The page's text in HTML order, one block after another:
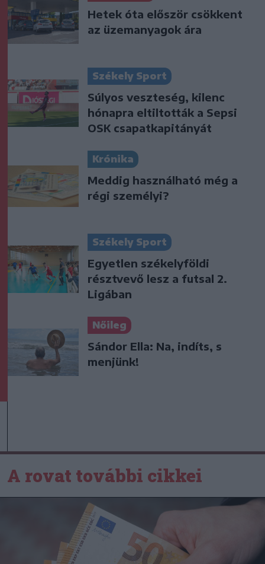
Hetek óta először csökkent
az üzemanyagok ára
Székely Sport
Súlyos veszteség, kilenc
hónapra eltiltották a Sepsi
OSK csapatkapitányát
Krónika
Meddig használható még a
régi személyi?
Székely Sport
Egyetlen székelyföldi
résztvevő lesz a futsal 2.
Ligában
Nőileg
Sándor Ella: Na, indíts, s
menjünk!
A rovat további cikkei